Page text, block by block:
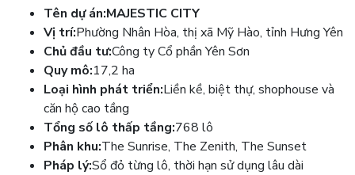
Tên dự án:MAJESTIC CITY
Vị trí:Phường Nhân Hòa, thị xã Mỹ Hào, tỉnh Hưng Yên
Chủ đầu tư:Công ty Cổ phần Yên Sơn
Quy mô:17,2 ha
Loại hình phát triển:Liền kề, biệt thự, shophouse và
căn hộ cao tầng
Tổng số lô thấp tầng:768 lô
Phân khu:The Sunrise, The Zenith, The Sunset
Pháp lý:Sổ đỏ từng lô, thời hạn sử dụng lâu dài